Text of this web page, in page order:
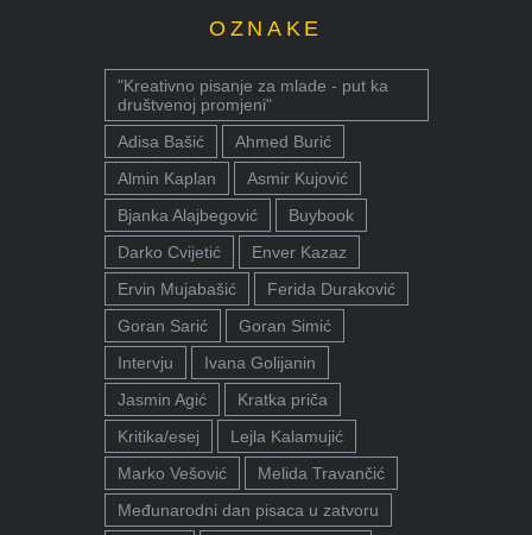
OZNAKE
"Kreativno pisanje za mlade - put ka
društvenoj promjeni"
Adisa Bašić
Ahmed Burić
Almin Kaplan
Asmir Kujović
Bjanka Alajbegović
Buybook
Darko Cvijetić
Enver Kazaz
Ervin Mujabašić
Ferida Duraković
Goran Sarić
Goran Simić
Intervju
Ivana Golijanin
Jasmin Agić
Kratka priča
Kritika/esej
Lejla Kalamujić
Marko Vešović
Melida Travančić
Međunarodni dan pisaca u zatvoru